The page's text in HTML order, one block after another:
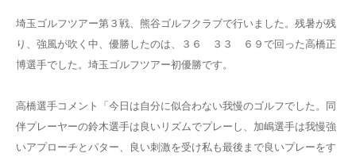
埼玉ゴルフツアー第３戦、熊谷ゴルフクラブで行いました。残暑が残
り、強風が吹く中、優勝したのは、３６ ３３ ６９で回った高橋正
博選手でした。埼玉ゴルフツアー初優勝です。
高橋選手コメント「今日は自分に似合わない我慢のゴルフでした。同
伴プレーヤーの鈴木選手は良いリズムでプレーし、加嶋選手は我慢強
いアプローチとパター、良い刺激を受け私も最後まで良いプレーをす